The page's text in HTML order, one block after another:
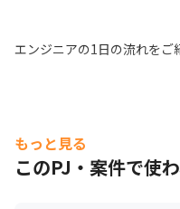
社内のコミュニケーションを
エンジニアの1日の流れをご
もっと見る
このPJ・案件で使